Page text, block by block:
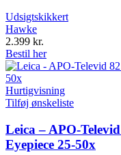
Udsigtskikkert
Hawke
2.399 kr.
Bestil her
Hurtigvisning
Tilføj ønskeliste
Leica – APO-
Eyepiece 25-50x